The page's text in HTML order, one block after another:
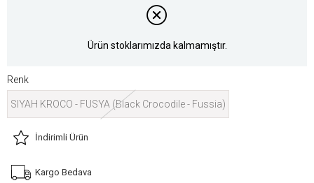
Ürün stoklarımızda kalmamıştır.
Renk
SIYAH KROCO - FUSYA (Black Crocodile - Fussia)
İndirimli Ürün
Kargo Bedava